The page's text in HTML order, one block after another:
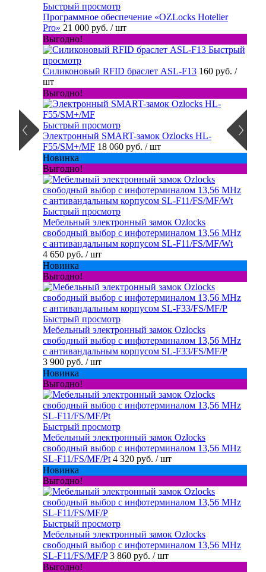
Быстрый просмотр
Программное обеспечение «OZLocks Hotelier
Pro» 21 000 руб. / шт
Выгодно!
Быстрый
просмотр
Силиконовый RFID браслет ASL-F13 160 руб. /
шт
Выгодно!
Быстрый просмотр
Электронный SMART-замок Ozlocks HL-
F55/SM+/MF 18 060 руб. / шт
Новинка
Выгодно!
Быстрый просмотр
Мебельный электронный замок Ozlocks
свободный выбор с инфотерминалом 13,56 MHz
с антивандальным корпусом SL-F11/FS/MF/Wt
4 650 руб. / шт
Новинка
Выгодно!
Быстрый просмотр
Мебельный электронный замок Ozlocks
свободный выбор с инфотерминалом 13,56 MHz
с антивандальным корпусом SL-F33/FS/MF/P
3 900 руб. / шт
Новинка
Выгодно!
Быстрый просмотр
Мебельный электронный замок Ozlocks
свободный выбор с инфотерминалом 13,56 MHz
SL-F11/FS/MF/Pt 4 320 руб. / шт
Новинка
Выгодно!
Быстрый просмотр
Мебельный электронный замок Ozlocks
свободный выбор с инфотерминалом 13,56 MHz
SL-F11/FS/MF/P 3 860 руб. / шт
Выгодно!